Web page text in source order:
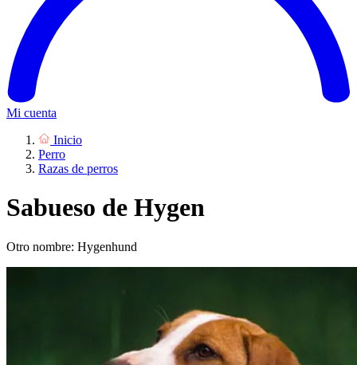
Mi cuenta
Inicio
Perro
Razas de perros
Sabueso de Hygen
Otro nombre: Hygenhund